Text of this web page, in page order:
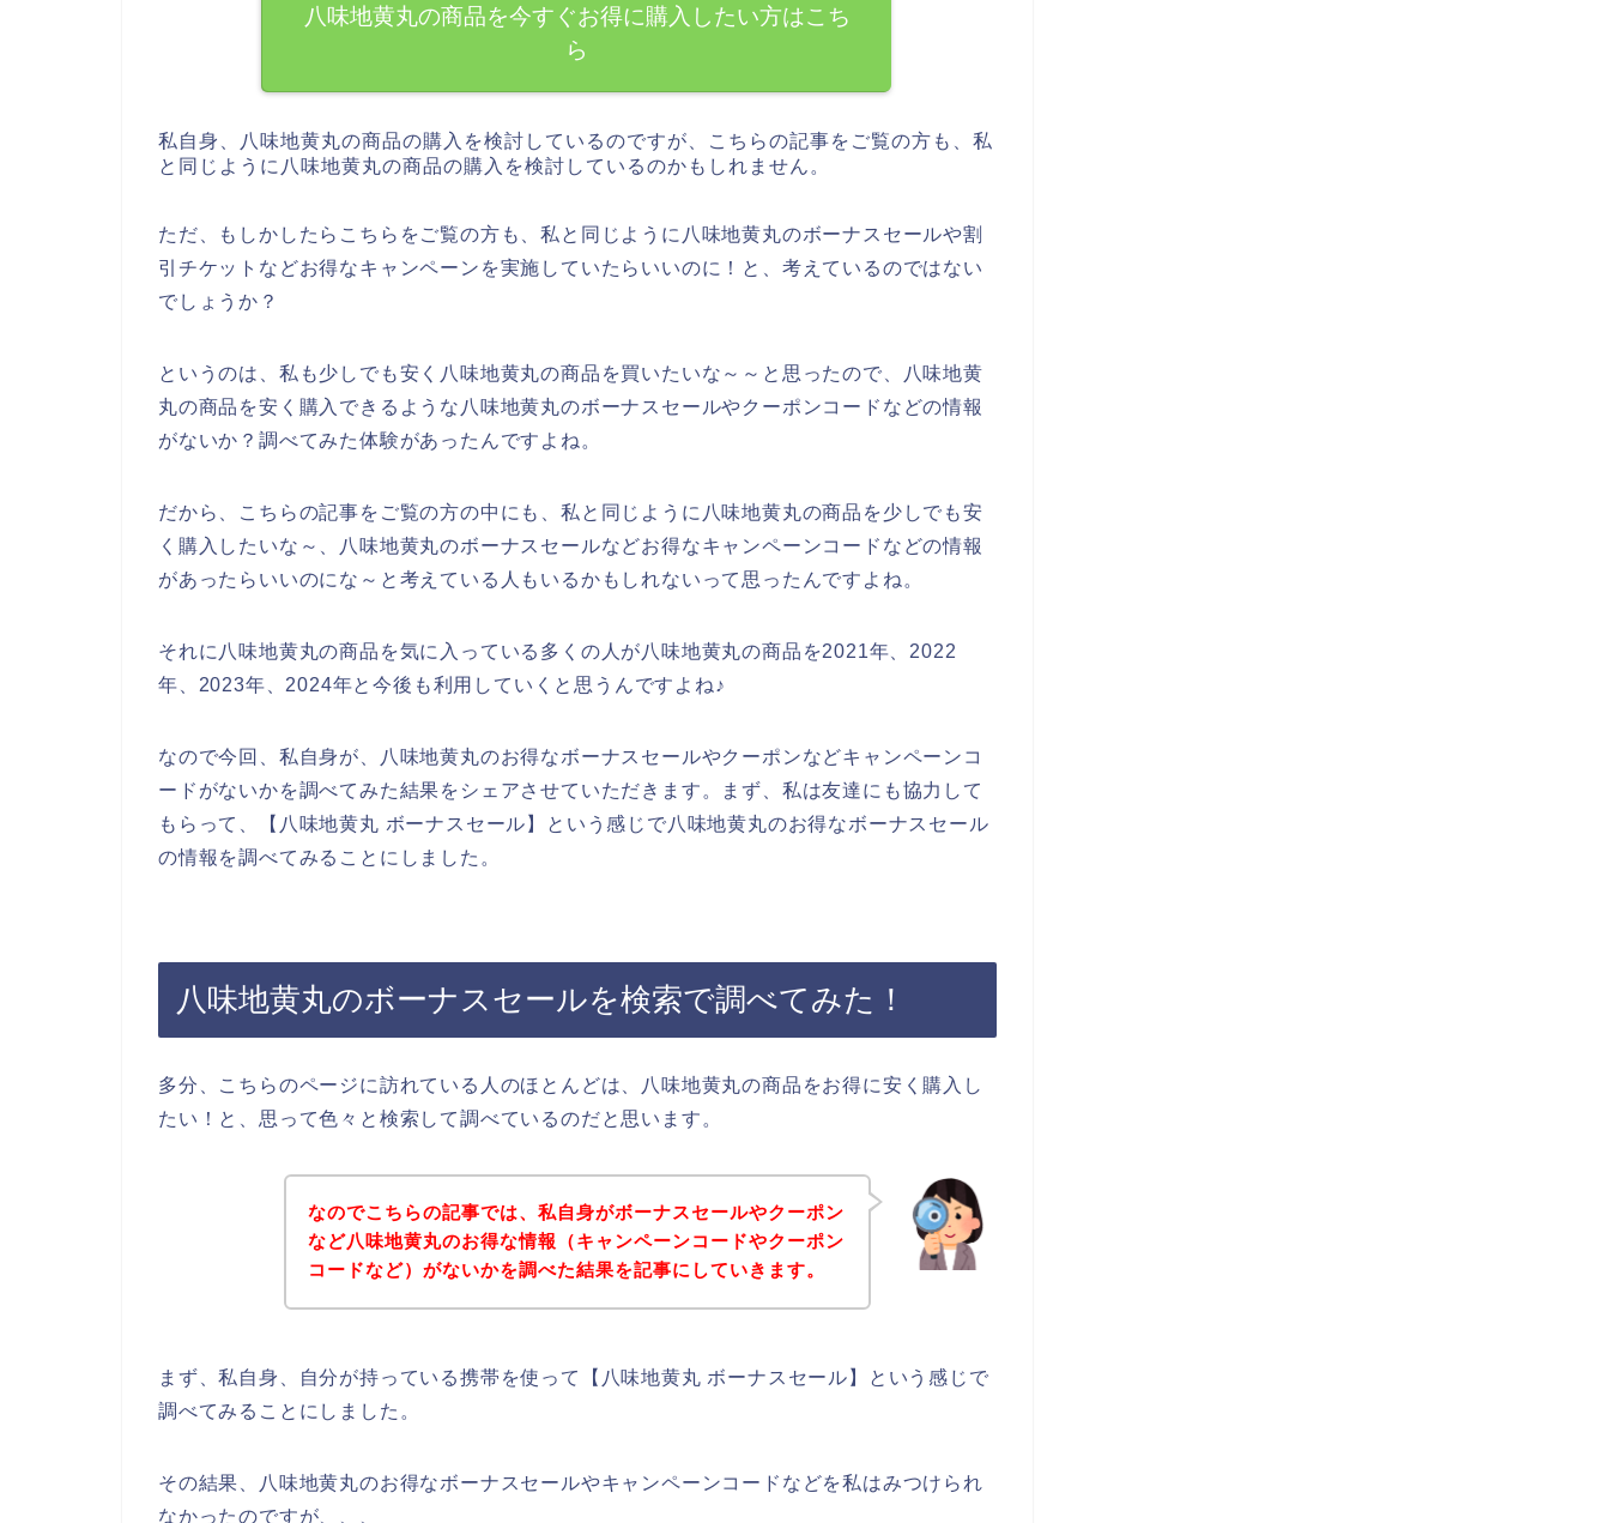
八味地黄丸の商品を今すぐお得に購入したい方はこち
ら
私自身、八味地黄丸の商品の購入を検討しているのですが、こちらの記事をご覧の方も、私
と同じように八味地黄丸の商品の購入を検討しているのかもしれません。
ただ、もしかしたらこちらをご覧の方も、私と同じように八味地黄丸のボーナスセールや割
引チケットなどお得なキャンペーンを実施していたらいいのに！と、考えているのではない
でしょうか？
というのは、私も少しでも安く八味地黄丸の商品を買いたいな～～と思ったので、八味地黄
丸の商品を安く購入できるような八味地黄丸のボーナスセールやクーポンコードなどの情報
がないか？調べてみた体験があったんですよね。
だから、こちらの記事をご覧の方の中にも、私と同じように八味地黄丸の商品を少しでも安
く購入したいな～、八味地黄丸のボーナスセールなどお得なキャンペーンコードなどの情報
があったらいいのにな～と考えている人もいるかもしれないって思ったんですよね。
それに八味地黄丸の商品を気に入っている多くの人が八味地黄丸の商品を2021年、2022
年、2023年、2024年と今後も利用していくと思うんですよね♪
なので今回、私自身が、八味地黄丸のお得なボーナスセールやクーポンなどキャンペーンコ
ードがないかを調べてみた結果をシェアさせていただきます。まず、私は友達にも協力して
もらって、【八味地黄丸 ボーナスセール】という感じで八味地黄丸のお得なボーナスセール
の情報を調べてみることにしました。
八味地黄丸のボーナスセールを検索で調べてみた！
多分、こちらのページに訪れている人のほとんどは、八味地黄丸の商品をお得に安く購入し
たい！と、思って色々と検索して調べているのだと思います。
なのでこちらの記事では、私自身がボーナスセールやクーポン
など八味地黄丸のお得な情報（キャンペーンコードやクーポン
コードなど）がないかを調べた結果を記事にしていきます。
まず、私自身、自分が持っている携帯を使って【八味地黄丸 ボーナスセール】という感じで
調べてみることにしました。
その結果、八味地黄丸のお得なボーナスセールやキャンペーンコードなどを私はみつけられ
なかったのですが、、、